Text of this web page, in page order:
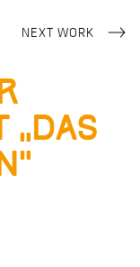
NEXT WORK